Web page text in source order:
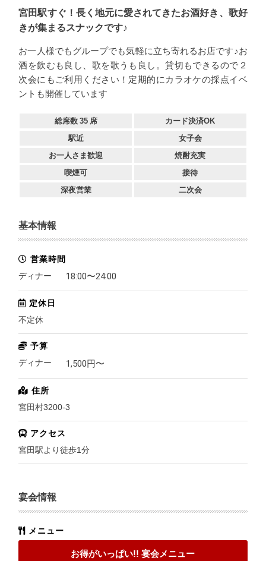
宮田駅すぐ！長く地元に愛されてきたお酒好き、歌好
きが集まるスナックです♪
お一人様でもグループでも気軽に立ち寄れるお店です♪お
酒を飲むも良し、歌を歌うも良し。貸切もできるので２
次会にもご利用ください！定期的にカラオケの採点イベ
ントも開催しています
総席数 35 席
カード決済OK
駅近
女子会
お一人さま歓迎
焼酎充実
喫煙可
接待
深夜営業
二次会
基本情報
営業時間
ディナー
18:00〜24:00
定休日
不定休
予算
ディナー
1,500円〜
住所
宮田村3200-3
アクセス
宮田駅より徒歩1分
宴会情報
メニュー
お得がいっぱい!! 宴会メニュー